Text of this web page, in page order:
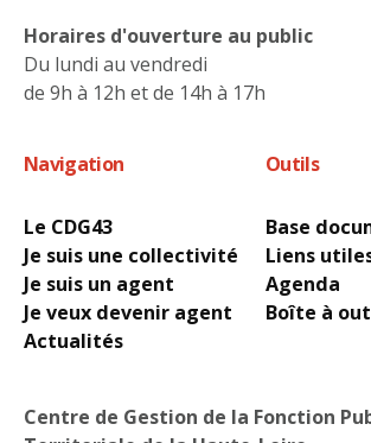
Horaires d'ouverture au public
Du lundi au vendredi
de 9h à 12h et de 14h à 17h
Navigation
Le CDG43
Je suis une collectivité
Je suis un agent
Je veux devenir agent
Actualités
Outils
Base
Liens
Agenda
Boîte à
Centre de Gestion de la Fonction